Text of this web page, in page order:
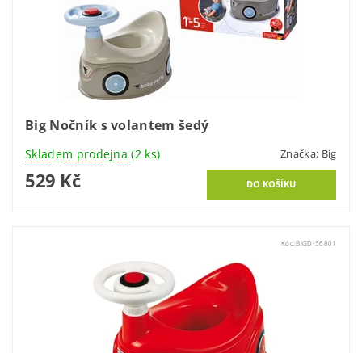
Big Nočník s volantem šedý
Skladem prodejna(2 ks) Značka: Big
529 Kč
Kód:BIGD-56801